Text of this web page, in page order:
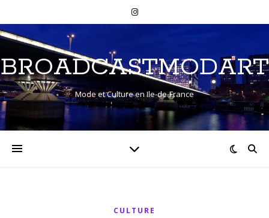
BROADCASTMODART
Mode et Culture en Ile-de-France
CULTURE